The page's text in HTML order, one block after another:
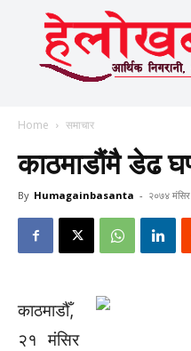
Home समाचार
काठमाडौंमै डेढ
By Humagainbasanta - २०७४ मंसिर
काठमाडौँ,
२१ मंसिर